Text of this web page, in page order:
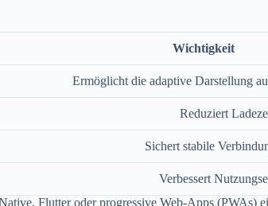
Wichtigkeit
Ermöglicht die adaptive Darstellung
Reduziert
Sichert stabile
Verbessert
Flutter oder progressive Web-Apps